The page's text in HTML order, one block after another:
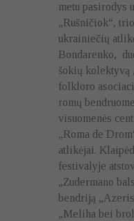
metu pasirodys
„Rušničiok“,
ukrainiečių
Bondarenko,
šokių kolektyvą
folkloro
romų
visuomenės
„Roma de
atlikėjai.
festivalyje
„Zudermano
bendriją
„Meliha bei